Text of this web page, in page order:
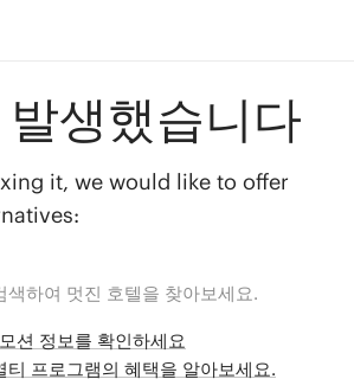
생했습니다
it, we would like to offer
색하여 멋진 호텔을 찾아보세요.
션 정보를 확인하세요
프로그램의 혜택을 알아보세요.